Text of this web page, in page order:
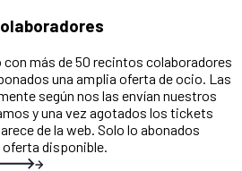
más de 50 recintos colaboradores
una amplia oferta de ocio. Las
según nos las envían nuestros
y una vez agotados los tickets
de la web. Solo lo abonados
oferta disponible.